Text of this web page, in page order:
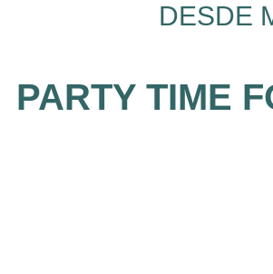
DESDE
PARTY TIME